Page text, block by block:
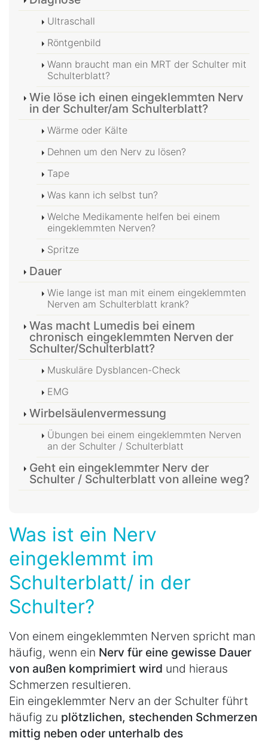
Ultraschall
Röntgenbild
Wann braucht man ein MRT der Schulter mit
Schulterblatt?
Wie löse ich einen eingeklemmten Nerv
in der Schulter/am Schulterblatt?
Wärme oder Kälte
Dehnen um den Nerv zu lösen?
Tape
Was kann ich selbst tun?
Welche Medikamente helfen bei einem
eingeklemmten Nerven?
Spritze
Dauer
Wie lange ist man mit einem eingeklemmten
Nerven am Schulterblatt krank?
Was macht Lumedis bei einem
chronisch eingeklemmten Nerven der
Schulter/Schulterblatt?
Muskuläre Dysblancen-Check
EMG
Wirbelsäulenvermessung
Übungen bei einem eingeklemmten Nerven
an der Schulter / Schulterblatt
Geht ein eingeklemmter Nerv der
Schulter / Schulterblatt von alleine weg?
Was ist ein Nerv
eingeklemmt im
Schulterblatt/ in der
Schulter?
Von einem eingeklemmten Nerven spricht man
häufig, wenn ein Nerv für eine gewisse Dauer
von außen komprimiert wird und hieraus
Schmerzen resultieren.
Ein eingeklemmter Nerv an der Schulter führt
häufig zu plötzlichen, stechenden Schmerzen
mittig neben oder unterhalb des